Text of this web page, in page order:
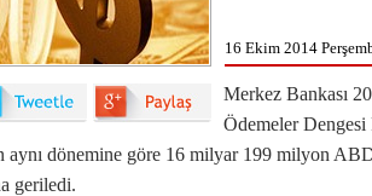
16 Ekim 2014
Merkez Bankası
Ödemeler Dengesi
aynı dönemine göre 16 milyar 199 milyon
geriledi.